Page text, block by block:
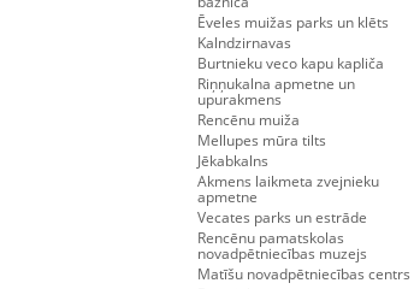
Ēveles muižas parks un klēts
Kalndzirnavas
Burtnieku veco kapu kapliča
Riņņukalna apmetne un
upurakmens
Rencēnu muiža
Mellupes mūra tilts
Jēkabkalns
Akmens laikmeta zvejnieku
apmetne
Vecates parks un estrāde
Rencēnu pamatskolas
novadpētniecības muzejs
Matīšu novadpētniecības centrs